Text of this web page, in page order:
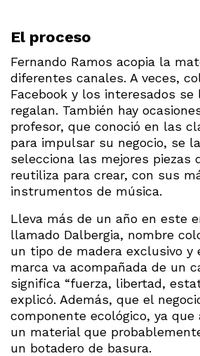
El proceso
Fernando Ramos acopia la
diferentes canales. A veces,
Facebook y los interesados se
regalan. También hay
profesor, que conoció en las
para impulsar su negocio, se
selecciona las mejores piezas
reutiliza para crear, con sus
instrumentos de música.
Lleva más de un año en este
llamado Dalbergia, nombre
un tipo de madera exclusivo y
marca va acompañada de un
significa “fuerza, libertad,
explicó. Además, que el
componente ecológico, ya que
un material que
un botadero de basura.